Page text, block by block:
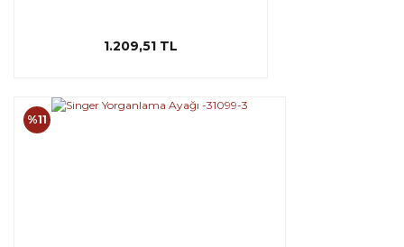
1.209,51 TL
%11